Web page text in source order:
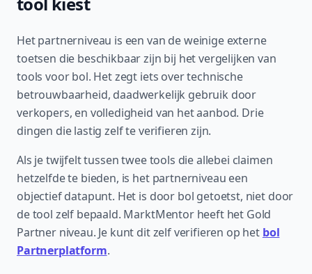
Het partnerniveau is een van de weinige externe
toetsen die beschikbaar zijn bij het vergelijken van
tools voor bol. Het zegt iets over technische
betrouwbaarheid, daadwerkelijk gebruik door
verkopers, en volledigheid van het aanbod. Drie
dingen die lastig zelf te verifieren zijn.
Als je twijfelt tussen twee tools die allebei claimen
hetzelfde te bieden, is het partnerniveau een
objectief datapunt. Het is door bol getoetst, niet door
de tool zelf bepaald. MarktMentor heeft het Gold
Partner niveau. Je kunt dit zelf verifieren op het bol
Partnerplatform.